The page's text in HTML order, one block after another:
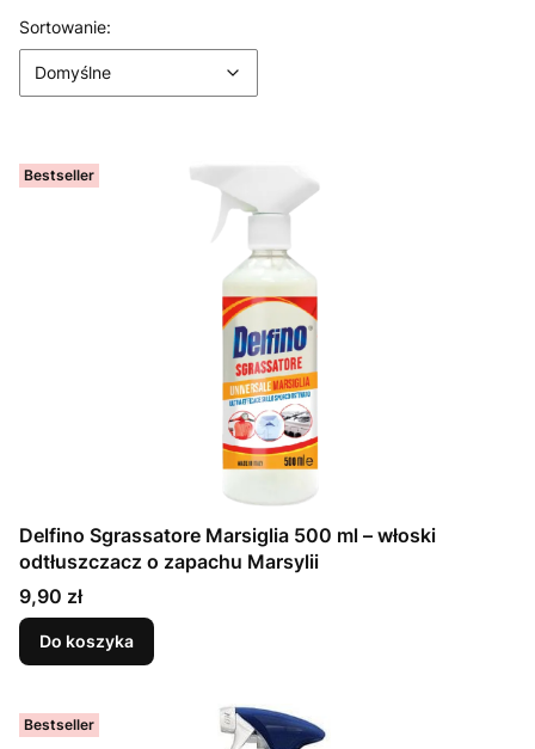
Lista produktów
Sortowanie:
Domyślne
Bestseller
Delfino Sgrassatore Marsiglia 500 ml – włoski
odtłuszczacz o zapachu Marsylii
Cena
9,90 zł
Do koszyka
Bestseller